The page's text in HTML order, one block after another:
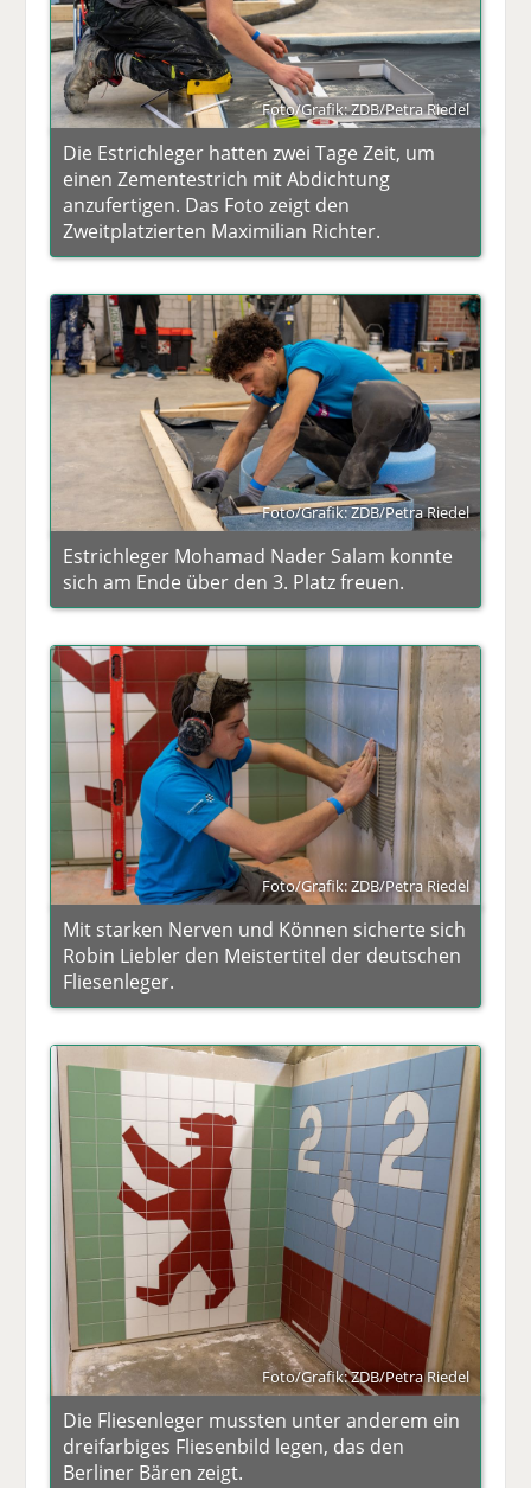
Foto/Grafik: ZDB/Petra Riedel
Die Estrichleger hatten zwei Tage Zeit, um
einen Zementestrich mit Abdichtung
anzufertigen. Das Foto zeigt den
Zweitplatzierten Maximilian Richter.
Foto/Grafik: ZDB/Petra Riedel
Estrichleger Mohamad Nader Salam konnte
sich am Ende über den 3. Platz freuen.
Foto/Grafik: ZDB/Petra Riedel
Mit starken Nerven und Können sicherte sich
Robin Liebler den Meistertitel der deutschen
Fliesenleger.
Foto/Grafik: ZDB/Petra Riedel
Die Fliesenleger mussten unter anderem ein
dreifarbiges Fliesenbild legen, das den
Berliner Bären zeigt.